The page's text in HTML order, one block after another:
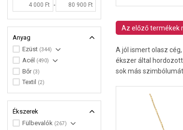
-
Anyag
Ezüst (344)
Acél (490)
Bőr(3)
Textil (2)
Ékszerek
Fülbevalók (267)
Az előző termékek
A jól ismert olasz cég,
ékszer által
sok más